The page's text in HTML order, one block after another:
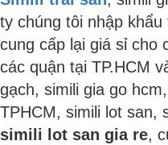
ty chúng tôi nhập
cung cấp lại giá sỉ cho
các quận tại TP.HCM
gạch, simili gia go
TPHCM, simili lot san,
simili lot san gia re,